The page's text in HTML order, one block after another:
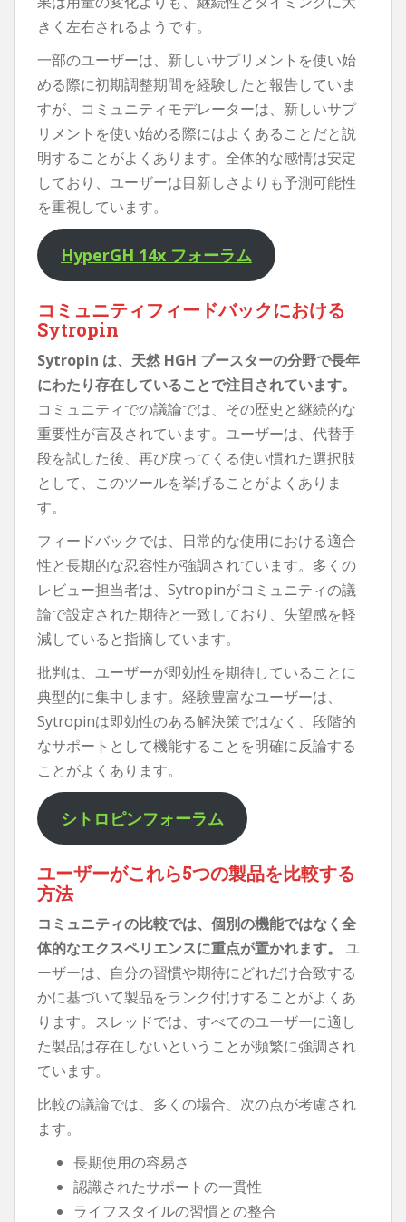
きく左右されるようです。
一部のユーザーは、新しいサプリメントを使い始
める際に初期調整期間を経験したと報告していま
すが、コミュニティモデレーターは、新しいサプ
リメントを使い始める際にはよくあることだと説
明することがよくあります。全体的な感情は安定
しており、ユーザーは目新しさよりも予測可能性
を重視しています。
HyperGH 14x フォーラム
コミュニティフィードバックにおける
Sytropin
Sytropin は、天然 HGH ブースターの分野で長年
にわたり存在していることで注目されています。
コミュニティでの議論では、その歴史と継続的な
重要性が言及されています。ユーザーは、代替手
段を試した後、再び戻ってくる使い慣れた選択肢
として、このツールを挙げることがよくありま
す。
フィードバックでは、日常的な使用における適合
性と長期的な忍容性が強調されています。多くの
レビュー担当者は、Sytropinがコミュニティの議
論で設定された期待と一致しており、失望感を軽
減していると指摘しています。
批判は、ユーザーが即効性を期待していることに
典型的に集中します。経験豊富なユーザーは、
Sytropinは即効性のある解決策ではなく、段階的
なサポートとして機能することを明確に反論する
ことがよくあります。
シトロピンフォーラム
ユーザーがこれら5つの製品を比較する
方法
コミュニティの比較では、個別の機能ではなく全
体的なエクスペリエンスに重点が置かれます。
ユ
ーザーは、自分の習慣や期待にどれだけ合致する
かに基づいて製品をランク付けすることがよくあ
ります。スレッドでは、すべてのユーザーに適し
た製品は存在しないということが頻繁に強調され
ています。
比較の議論では、多くの場合、次の点が考慮され
ます。
長期使用の容易さ
認識されたサポートの一貫性
ライフスタイルの習慣との整合